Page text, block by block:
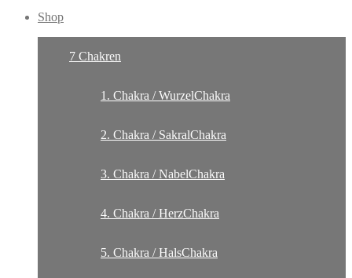
Shop
7 Chakren
1. Chakra / WurzelChakra
2. Chakra / SakralChakra
3. Chakra / NabelChakra
4. Chakra / HerzChakra
5. Chakra / HalsChakra